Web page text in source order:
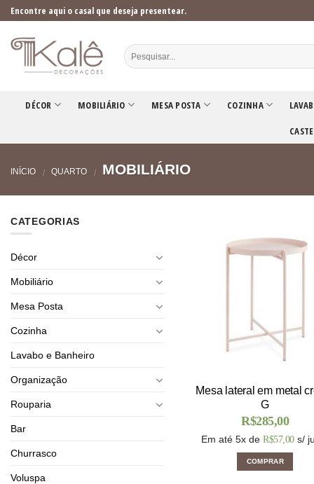
Skip
to
content
Encontre aqui o casal que deseja presentear.
DÉCOR MOBILIÁRIO MESA POSTA COZINHA
INÍCIO / QUARTO / MOBILIÁRIO
CATEGORIAS
Décor
Mobiliário
Mesa Posta
Cozinha
Lavabo e Banheiro
Organização
Rouparia
Bar
Churrasco
Voluspa
Mesa lateral em metal
G
R$285,00
Em até 5x de R$57,00 s/
COMPRAR